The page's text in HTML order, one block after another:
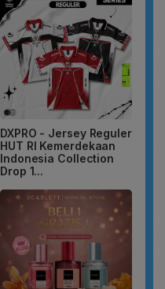
DXPRO - Jersey Reguler
HUT RI Kemerdekaan
Indonesia Collection
Drop 1...